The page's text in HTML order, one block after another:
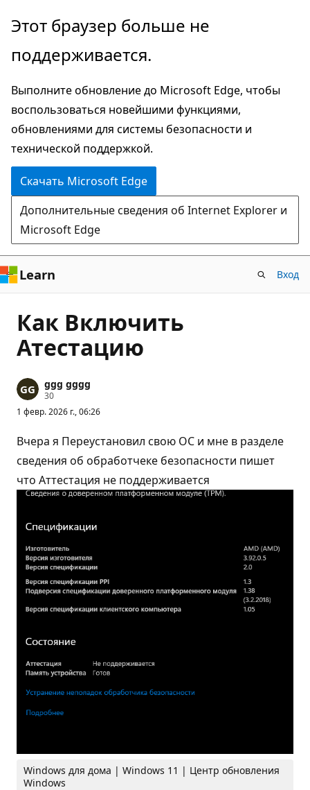
Пропустить
перейти
основному
содержимому
Этот браузер больше не
поддерживается.
Выполните обновление до Microsoft Edge, чтобы
воспользоваться новейшими функциями,
обновлениями для системы безопасности и
технической поддержкой.
Скачать Microsoft Edge
Дополнительные сведения об Internet Explorer и
Microsoft Edge
Learn Вход
Как Включить
Атестацию
ggg gggg
30Б
л
ы
р
е
п
у
т
а
и
1 февр. 2026 г., 06:26
Вчера я Переустановил свою ОС и мне в разделе
сведения об обработчеке безопасности пишет
что Аттестация не поддерживается
Windows для дома | Windows 11 | Центр обновления
Windows